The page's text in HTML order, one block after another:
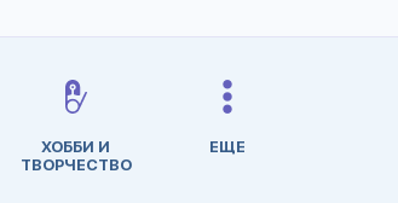
ХОББИ И
ТВОРЧЕСТВО
ЕЩЕ